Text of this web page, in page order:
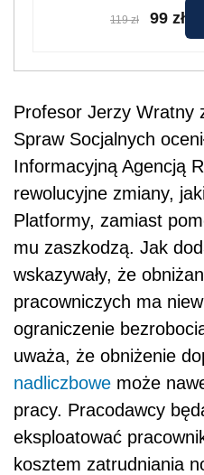
119 zł 99 zł
Profesor Jerzy Wratny
Spraw Socjalnych
Informacyjną Agencją
rewolucyjne zmiany,
Platformy, zamiast
mu zaszkodzą. Jak
wskazywały, że
pracowniczych ma
ograniczenie
uważa, że obniżenie
nadliczbowe może
pracy. Pracodawcy
eksploatować
kosztem zatrudniania